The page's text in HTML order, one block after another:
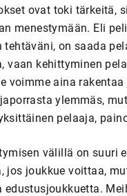
ovat toki tärkeitä,
menestymään. Eli
on saada
vaan kehittyminen
voimme aina
ylemmäs,
pelaaja,
välillä on suuri
jos joukkue voittaa,